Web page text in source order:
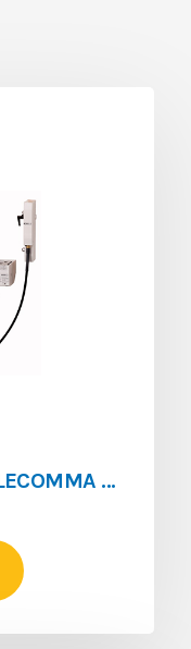
VEROULLAGE MEC P TELECOMMA NZM4-XMVR